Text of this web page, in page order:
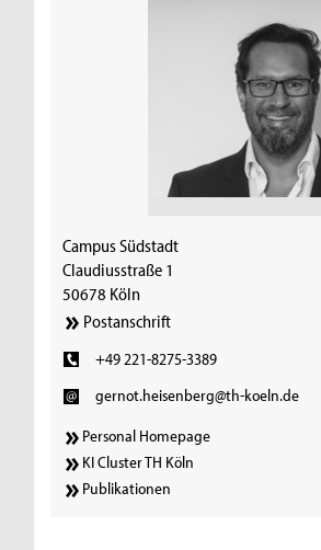
Campus Südstadt
Claudiusstraße 1
50678 Köln
Postanschrift
+49 221-8275-3389
gernot.heisenberg@th-koeln.de
Personal Homepage
KI Cluster TH Köln
Publikationen